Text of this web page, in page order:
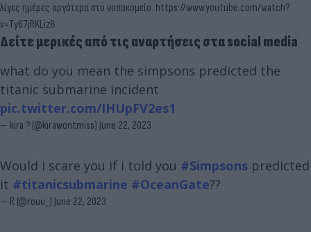
λίγες ημέρες αργότερα στο νοσοκομείο. https://www.youtube.com/watch?
v=Ty67jRKLiz8
Δείτε μερικές από τις αναρτήσεις στα social media
what do you mean the simpsons predicted the
titanic submarine incident
pic.twitter.com/IHUpFV2es1
— kira ? (@kirawontmiss) June 22, 2023
Would i scare you if i told you #Simpsons predicted
it #titanicsubmarine #OceanGate??
— R (@rouu_) June 22, 2023